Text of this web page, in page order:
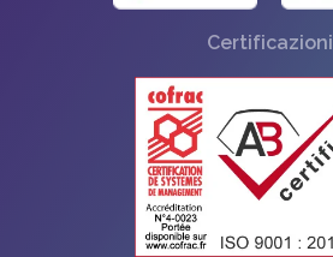
Certificazioni